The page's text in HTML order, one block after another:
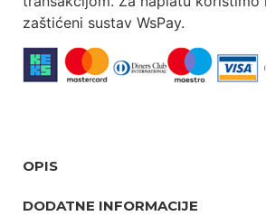
zaštićeni sustav WsPay.
OPIS
DODATNE INFORMACIJE